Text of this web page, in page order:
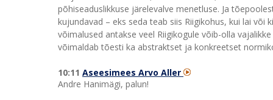
põhiseaduslikkuse järelevalve menetluse. Ja
kujundavad – eks seda teab siis Riigikohus, kui lai
võimalused antakse veel Riigikogule võib-olla
võimaldab tõesti ka abstraktset ja konkreetset
10:11 Aseesimees Arvo Aller
Andre Hanimägi, palun!